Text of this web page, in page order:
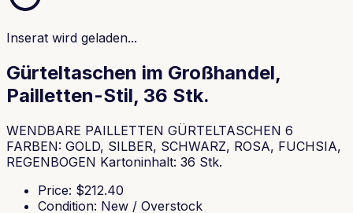
Inserat wird geladen...
Gürteltaschen im Großhandel,
Pailletten-Stil, 36 Stk.
WENDBARE PAILLETTEN GÜRTELTASCHEN 6
FARBEN: GOLD, SILBER, SCHWARZ, ROSA, FUCHSIA,
REGENBOGEN Kartoninhalt: 36 Stk.
Price: $212.40
Condition: New / Overstock